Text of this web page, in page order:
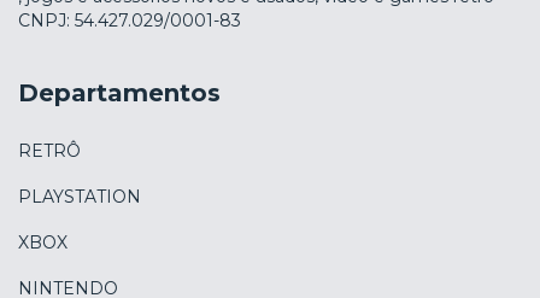
CNPJ: 54.427.029/0001-83
Departamentos
RETRÔ
PLAYSTATION
XBOX
NINTENDO